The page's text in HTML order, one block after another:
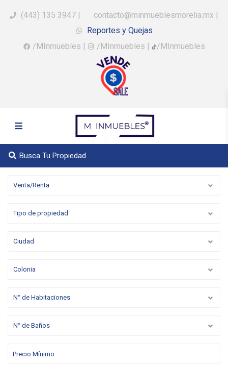
(443) 135 3947 | contacto@minmueblesmorelia.mx |
Reportes y Quejas
/MInmuebles | /MInmuebles | /MInmuebles
Busca Tu Propiedad
Venta/Renta
Tipo de propiedad
Ciudad
Colonia
N° de Habitaciones
N° de Baños